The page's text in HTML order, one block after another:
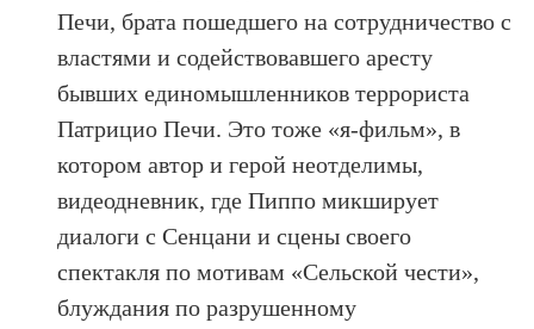
Печи, брата пошедшего на сотрудничество с
властями и содействовавшего аресту
бывших единомышленников террориста
Патрицио Печи. Это тоже «я-фильм», в
котором автор и герой неотделимы,
видеодневник, где Пиппо микширует
диалоги с Сенцани и сцены своего
спектакля по мотивам «Сельской чести»,
блуждания по разрушенному